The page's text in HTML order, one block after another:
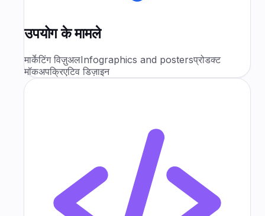
उपयोग के मामले
मार्केटिंग विज़ुअलInfographics and postersप्रोडक्ट
मॉकअपक्रिएटिव डिज़ाइन